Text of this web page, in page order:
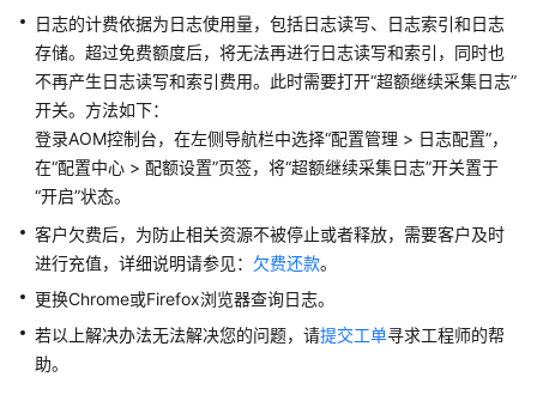
SDK
参
考
场
景
代
码
示
例
常
见
问
日志的计费依据为日志使用量，包括日志读写、日志索引和日志
存储。超过免费额度后，将无法再进行日志读写和索引，同时也
不再产生日志读写和索引费用。此时需要打开“超额继续采集日志”
开关。方法如下：
登录AOM控制台，在左侧导航栏中选择“配置管理 > 日志配置”，
在“配置中心 > 配额设置”页签，将“超额继续采集日志”开关置于
“开启”状态。
客户欠费后，为防止相关资源不被停止或者释放，需要客户及时
进行充值，详细说明请参见： 欠费还款。
更换Chrome或Firefox浏览器查询日志。
若以上解决办法无法解决您的问题，请提交工单寻求工程师的帮
助。